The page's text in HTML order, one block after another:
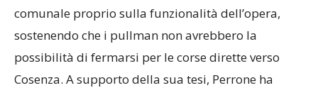
comunale proprio sulla funzionalità dell’opera,
sostenendo che i pullman non avrebbero la
possibilità di fermarsi per le corse dirette verso
Cosenza. A supporto della sua tesi, Perrone ha